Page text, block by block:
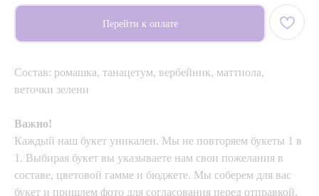
Перейти к оплате
Состав: ромашка, танацетум, вербейник, маттиола,
веточки зелени
Важно!
Каждый наш букет уникален. Мы не повторяем букеты 1 в
1. Выбирая букет вы указываете нам свои пожелания в
составе, цветовой гамме и бюджете. Мы соберем для вас
букет и пришлем фото для согласования перед отправкой.